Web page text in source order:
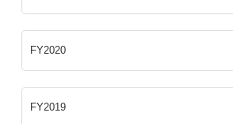
FY2020
FY2019